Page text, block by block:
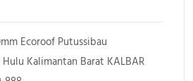
Ecoroof Putussibau
Kalimantan Barat KALBAR